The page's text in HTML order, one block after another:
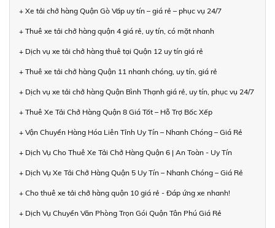
+ Xe tải chở hàng Quận Gò Vấp uy tín – giá rẻ – phục vụ 24/7
+ Thuê xe tải chở hàng quận 4 giá rẻ, uy tín, có mặt nhanh
+ Dịch vụ xe tải chở hàng thuê tại Quận 12 uy tín giá rẻ
+ Thuê xe tải chở hàng Quận 11 nhanh chóng, uy tín, giá rẻ
+ Dịch vụ xe tải chở hàng Quận Bình Thạnh giá rẻ, uy tín, phục vụ 24/7
+ Thuê Xe Tải Chở Hàng Quận 8 Giá Tốt – Hỗ Trợ Bốc Xếp
+ Vận Chuyển Hàng Hóa Liên Tỉnh Uy Tín – Nhanh Chóng – Giá Rẻ
+ Dịch Vụ Cho Thuê Xe Tải Chở Hàng Quận 6 | An Toàn - Uy Tín
+ Dịch Vụ Xe Tải Chở Hàng Quận 5 Uy Tín – Nhanh Chóng – Giá Rẻ
+ Cho thuê xe tải chở hàng quận 10 giá rẻ - Đáp ứng xe nhanh!
+ Dịch Vụ Chuyển Văn Phòng Trọn Gói Quận Tân Phú Giá Rẻ